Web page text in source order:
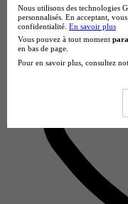
Nous utilisons des technologies
personnalisés. En acceptant,
confidentialité. En savoir plus
Vous pouvez à tout moment
en bas de page.
Pour en savoir plus, consultez